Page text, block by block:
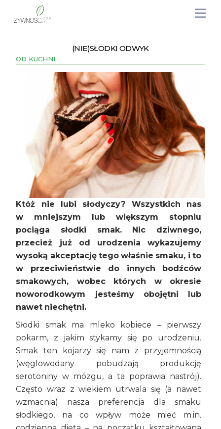
(NIE)SŁODKI ODWYK
OD KUCHNI
Któż nie lubi słodyczy? Wszystkich nas
w mniejszym lub większym stopniu
pociąga słodki smak. Nic dziwnego,
przecież już od urodzenia wykazujemy
wysoką akceptację tego właśnie smaku, i to
w przeciwieństwie do innych bodźców
smakowych, wobec których w okresie
noworodkowym jesteśmy obojętni lub
nawet niechętni.
Słodki smak ma mleko kobiece – pierwszy
pokarm, z jakim stykamy się po urodzeniu.
Smak ten kojarzy się nam z przyjemnością
(węglowodany pobudzają produkcję
serotoniny w mózgu, a ta poprawia nastrój).
Często wraz z wiekiem utrwala się (a nawet
wzmacnia) nasza preferencja dla smaku
słodkiego, na co wpływ może mieć m.in.